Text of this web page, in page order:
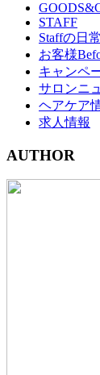
STAFF
Staffの日常
お客様
キャンペ
サロンニ
ヘアケア
求人情報
AUTHOR